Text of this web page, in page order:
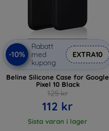
-10%
Rabatt
med
kupong
EXTRA10
Beline Silicone Case for Google
Pixel 10 Black
125 kr
112 kr
Sista varan i lager